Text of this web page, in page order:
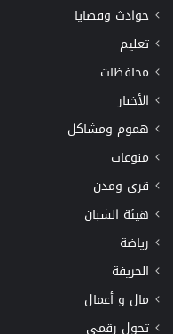
حوادث وقضايا
تعليم
محافظات
الأخبار
هموم ومشاكل
منوعات
قرى ومدن
هيئة الشبان
رياضة
الحريفة
مال و أعمال
تحول رقمي